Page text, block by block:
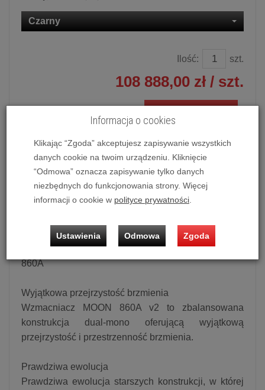
Czarny
Ilość: szt.
108 888,00 zł / szt.
Stereofoniczna końcówka mocy Dual Mono Moon 860A
Możliwość zakupu produktu w bezpłatnym systemie
Stereofoniczna końcówka mocy Dual Mono Moon
860A
Wyjątkowa przejrzystość brzmienia
Wzmacniacz MOON 860A v2 to zbalansowana
konstrukcja dual-mono oferującą wyjątkową
przejrzystość i przestrzenność brzmienia.
Prawdziwa ewolucja
Prawdziwa ewolucja starszych konstrukcji, w której
Informacja o cookies
Klikając “Zgoda” akceptujesz zapisywanie wszystkich
danych cookie na twoim urządzeniu. Kliknięcie
“Odmowa” oznacza zapisywanie tylko danych
niezbędnych do funkcjonowania strony. Więcej
informacji o cookie w polityce prywatności.
Ustawienia Odmowa Zgoda